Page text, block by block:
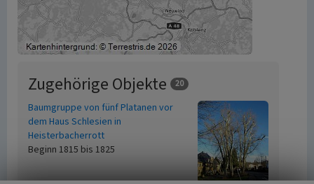
Zugehörige Objekte 20
Baumgruppe von fünf Platanen vor
dem Haus Schlesien in
Heisterbacherrott
Beginn 1815 bis 1825